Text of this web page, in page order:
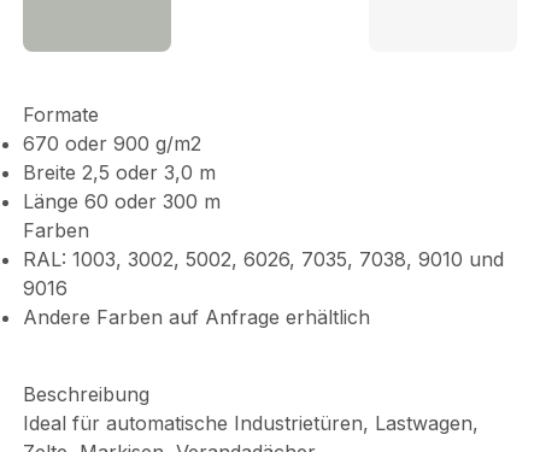
Formate
670 oder 900 g/m2
Breite 2,5 oder 3,0 m
Länge 60 oder 300 m
Farben
RAL: 1003, 3002, 5002, 6026, 7035, 7038, 9010 und
9016
Andere Farben auf Anfrage erhältlich
Beschreibung
Ideal für automatische Industrietüren, Lastwagen,